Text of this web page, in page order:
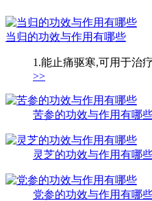
当归的功效与作用有哪些
1.能止痛驱寒,可用于治
>>
苦参的功效与作用有哪
灵芝的功效与作用有哪
党参的功效与作用有哪